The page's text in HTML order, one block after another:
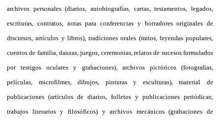
archivos personales (diarios, autobiografías, cartas, testamentos, legados,
escrituras, contratos, notas para conferencias y borradores originales de
discursos, artículos y libros), tradiciones orales (mitos, leyendas populares,
cuentos de familia, danzas, juegos, ceremonias, relatos de sucesos formulados
por testigos oculares y grabaciones), archivos pictóricos (fotografías,
películas, microfilmes, dibujos, pinturas y esculturas), material de
publicaciones (artículos de diarios, folletos y publicaciones periódicas;
trabajos literarios y filosóficos) y archivos mecánicos (grabaciones de